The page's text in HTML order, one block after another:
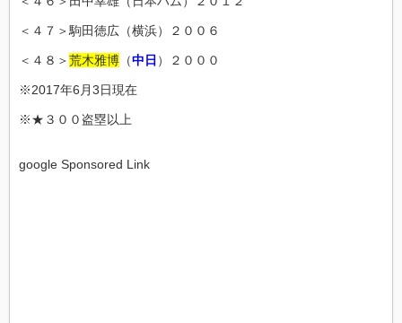
＜４７＞駒田徳広（横浜）２００６
＜４８＞荒木雅博 （中日 ）２０００
※2017年6月3日現在
※★３００盗塁以上
google Sponsored Link